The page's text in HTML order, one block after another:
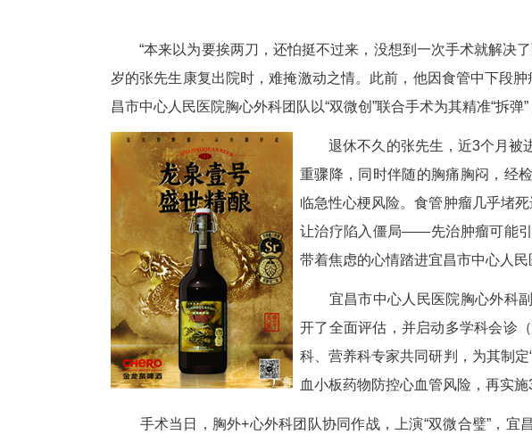
2025年12月22日 13:13 来源：中新网湖北
“本来以为要挨两刀，还怕挺不过来，没想到一
岁的张先生康复出院时，难掩激动之情。此前，
昌市中心人民医院胸心外科团队以“双微创”联合
退休不久的张先生
重骤降，同时伴随
临急性心梗风险。
让治疗陷入僵局——
带着焦虑的心情踏